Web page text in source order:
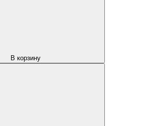
В корзину